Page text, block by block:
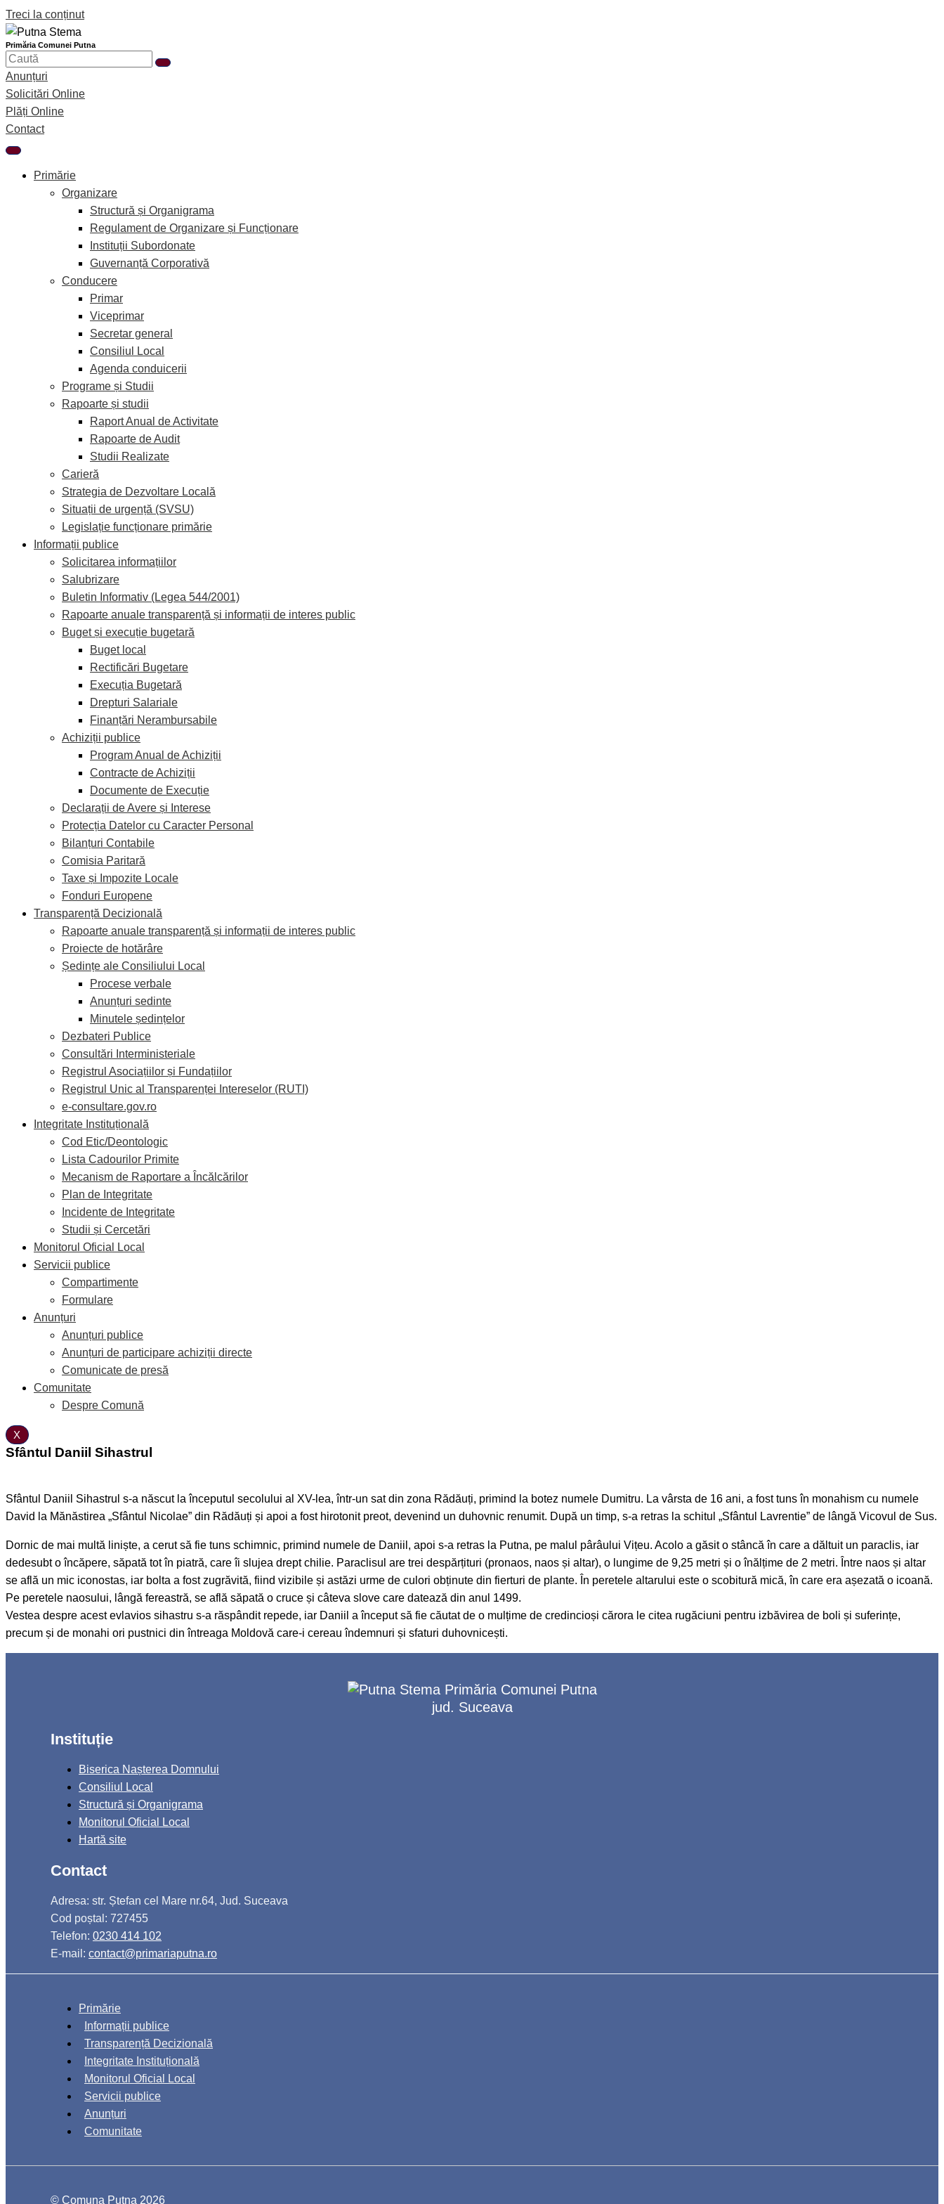
Treci la conținut
Primăria Comunei Putna
Anunțuri
Solicitări Online
Plăți Online
Contact
Primărie
Organizare
Structură și Organigrama
Regulament de Organizare și Funcționare
Instituții Subordonate
Guvernanță Corporativă
Conducere
Primar
Viceprimar
Secretar general
Consiliul Local
Agenda conduicerii
Programe și Studii
Rapoarte și studii
Raport Anual de Activitate
Rapoarte de Audit
Studii Realizate
Carieră
Strategia de Dezvoltare Locală
Situații de urgență (SVSU)
Legislație funcționare primărie
Informații publice
Solicitarea informațiilor
Salubrizare
Buletin Informativ (Legea 544/2001)
Rapoarte anuale transparență și informații de interes public
Buget și execuție bugetară
Buget local
Rectificări Bugetare
Execuția Bugetară
Drepturi Salariale
Finanțări Nerambursabile
Achiziții publice
Program Anual de Achiziții
Contracte de Achiziții
Documente de Execuție
Declarații de Avere și Interese
Protecția Datelor cu Caracter Personal
Bilanțuri Contabile
Comisia Paritară
Taxe și Impozite Locale
Fonduri Europene
Transparență Decizională
Rapoarte anuale transparență și informații de interes public
Proiecte de hotărâre
Ședințe ale Consiliului Local
Procese verbale
Anunțuri sedinte
Minutele ședințelor
Dezbateri Publice
Consultări Interministeriale
Registrul Asociațiilor și Fundațiilor
Registrul Unic al Transparenței Intereselor (RUTI)
e-consultare.gov.ro
Integritate Instituțională
Cod Etic/Deontologic
Lista Cadourilor Primite
Mecanism de Raportare a Încălcărilor
Plan de Integritate
Incidente de Integritate
Studii și Cercetări
Monitorul Oficial Local
Servicii publice
Compartimente
Formulare
Anunțuri
Anunțuri publice
Anunțuri de participare achiziții directe
Comunicate de presă
Comunitate
Despre Comună
X
Sfântul Daniil Sihastrul
Sfântul Daniil Sihastrul s-a născut la începutul secolului al XV-lea, într-un sat din zona Rădăuți, primind la botez numele Dumitru. La vârsta de 16 ani, a fost tuns în monahism cu numele
David la Mănăstirea „Sfântul Nicolae” din Rădăuți și apoi a fost hirotonit preot, devenind un duhovnic renumit. După un timp, s-a retras la schitul „Sfântul Lavrentie” de lângă Vicovul de Sus.
Dornic de mai multă liniște, a cerut să fie tuns schimnic, primind numele de Daniil, apoi s-a retras la Putna, pe malul pârâului Vițeu. Acolo a găsit o stâncă în care a dăltuit un paraclis, iar
dedesubt o încăpere, săpată tot în piatră, care îi slujea drept chilie. Paraclisul are trei despărțituri (pronaos, naos și altar), o lungime de 9,25 metri și o înălțime de 2 metri. Între naos și altar
se află un mic iconostas, iar bolta a fost zugrăvită, fiind vizibile și astăzi urme de culori obținute din fierturi de plante. În peretele altarului este o scobitură mică, în care era așezată o icoană.
Pe peretele naosului, lângă fereastră, se află săpată o cruce și câteva slove care datează din anul 1499.
Vestea despre acest evlavios sihastru s-a răspândit repede, iar Daniil a început să fie căutat de o mulțime de credincioși cărora le citea rugăciuni pentru izbăvirea de boli și suferințe,
precum și de monahi ori pustnici din întreaga Moldovă care-i cereau îndemnuri și sfaturi duhovnicești.
Primăria Comunei Putna
jud. Suceava
Instituție
Biserica Nașterea Domnului
Consiliul Local
Structură și Organigrama
Monitorul Oficial Local
Hartă site
Contact
Adresa: str. Ștefan cel Mare nr.64, Jud. Suceava
Cod poștal: 727455
Telefon: 0230 414 102
E-mail: contact@primariaputna.ro
Primărie
Informații publice
Transparență Decizională
Integritate Instituțională
Monitorul Oficial Local
Servicii publice
Anunțuri
Comunitate
© Comuna Putna 2026